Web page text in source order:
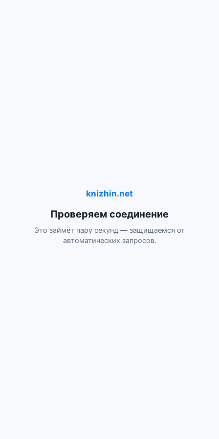
knizhin.net
Проверяем соединение
Это займёт пару секунд — защищаемся от
автоматических запросов.